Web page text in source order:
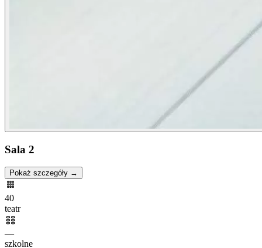
Sala 2
Pokaż szczegóły →
40
teatr
—
szkolne